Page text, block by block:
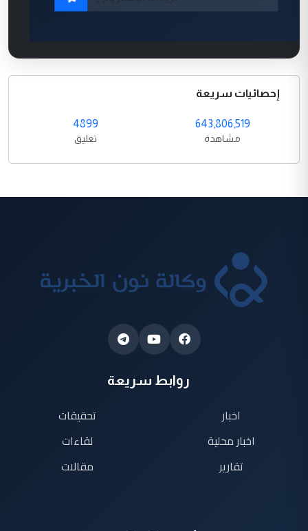
إحصائيات سريعة
643,806,519
مشاهدة
4899
تعليق
روابط سريعة
اخبار
اخبار محلية
تقارير
تحقيقات
لقاءات
مقالات